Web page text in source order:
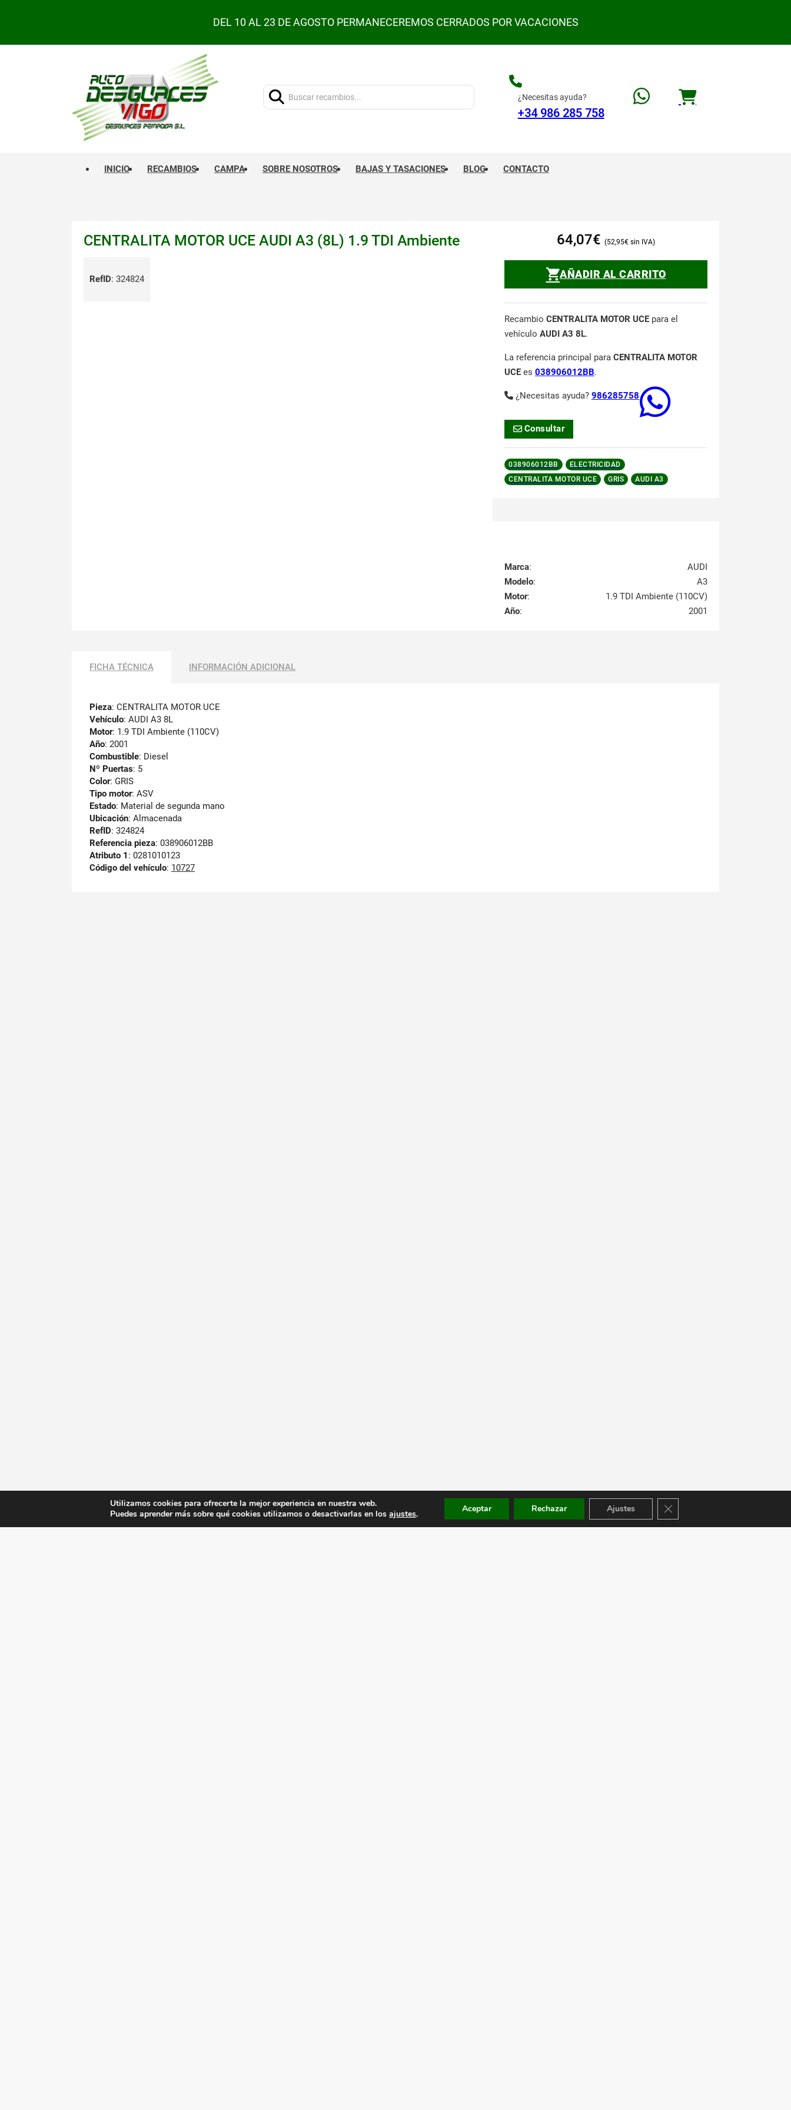
DEL 10 AL 23 DE AGOSTO PERMANECEREMOS CERRADOS POR VACACIONES
Buscar:
¿Necesitas ayuda?
+34 986 285 758
INICIO RECAMBIOS CAMPA SOBRE NOSOTROS BAJAS Y TASACIONES BLOG CONTACTO
CENTRALITA MOTOR UCE AUDI A3 (8L) 1.9 TDI Ambiente
RefID: 324824
64,07€ 52,95€
AÑADIR AL CARRITO
Recambio CENTRALITA MOTOR UCE para el
vehículo AUDI A3 8L.
La referencia principal para CENTRALITA MOTOR
UCE es 038906012BB.
¿Necesitas ayuda? 986285758
Consultar
038906012BB
ELECTRICIDAD
CENTRALITA MOTOR UCE
GRIS AUDI A3
Marca:
AUDI
Modelo:
A3
Motor:
1.9 TDI Ambiente (110CV)
Año: 2001
FICHA TÉCNICA INFORMACIÓN ADICIONAL
Pieza: CENTRALITA MOTOR UCE
Vehículo: AUDI A3 8L
Motor: 1.9 TDI Ambiente (110CV)
Año: 2001
Combustible: Diesel
Nº Puertas: 5
Color: GRIS
Tipo motor: ASV
Estado: Material de segunda mano
Ubicación: Almacenada
RefID: 324824
Referencia pieza: 038906012BB
Atributo 1 : 0281010123
Código del vehículo: 10727
Utilizamos cookies para ofrecerte la mejor experiencia en nuestra web.
Puedes aprender más sobre qué cookies utilizamos o desactivarlas en losajustes. Aceptar Rechazar Ajustes Cerrar el banner de cookies RGPD